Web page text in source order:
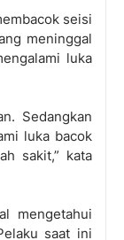
seisi
meninggal
luka
Sedangkan
luka bacok
sakit,” kata
mengetahui
saat ini